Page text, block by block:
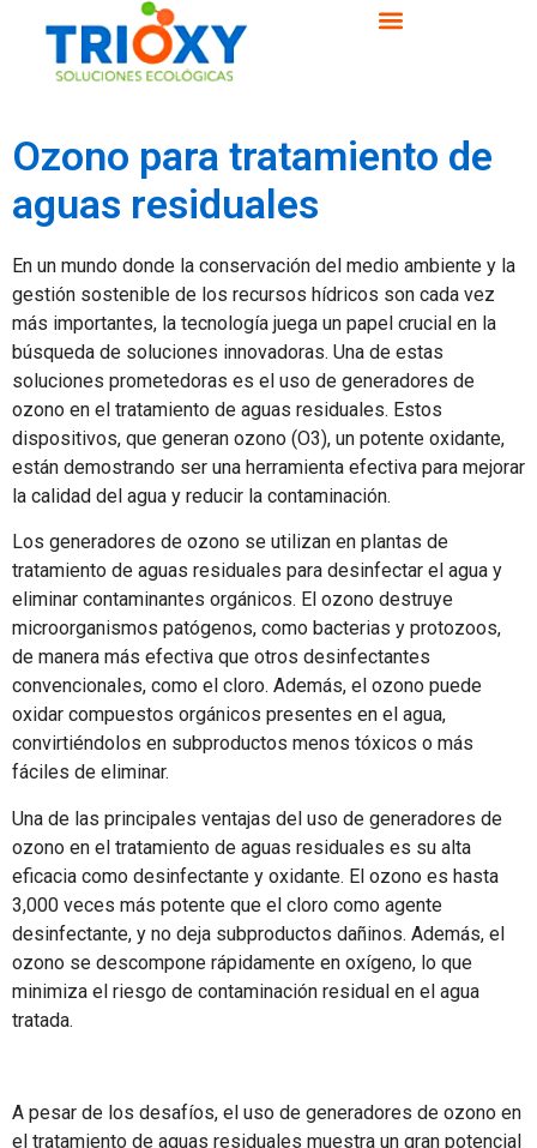
Ozono para tratamiento de
aguas residuales
En un mundo donde la conservación del medio ambiente y la
gestión sostenible de los recursos hídricos son cada vez
más importantes, la tecnología juega un papel crucial en la
búsqueda de soluciones innovadoras. Una de estas
soluciones prometedoras es el uso de generadores de
ozono en el tratamiento de aguas residuales. Estos
dispositivos, que generan ozono (O3), un potente oxidante,
están demostrando ser una herramienta efectiva para mejorar
la calidad del agua y reducir la contaminación.
Los generadores de ozono se utilizan en plantas de
tratamiento de aguas residuales para desinfectar el agua y
eliminar contaminantes orgánicos. El ozono destruye
microorganismos patógenos, como bacterias y protozoos,
de manera más efectiva que otros desinfectantes
convencionales, como el cloro. Además, el ozono puede
oxidar compuestos orgánicos presentes en el agua,
convirtiéndolos en subproductos menos tóxicos o más
fáciles de eliminar.
Una de las principales ventajas del uso de generadores de
ozono en el tratamiento de aguas residuales es su alta
eficacia como desinfectante y oxidante. El ozono es hasta
3,000 veces más potente que el cloro como agente
desinfectante, y no deja subproductos dañinos. Además, el
ozono se descompone rápidamente en oxígeno, lo que
minimiza el riesgo de contaminación residual en el agua
tratada.
A pesar de los desafíos, el uso de generadores de ozono en
el tratamiento de aguas residuales muestra un gran potencial